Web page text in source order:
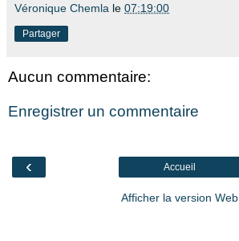
Véronique Chemla le 07:19:00
Partager
Aucun commentaire:
Enregistrer un commentaire
‹ Accueil
Afficher la version Web